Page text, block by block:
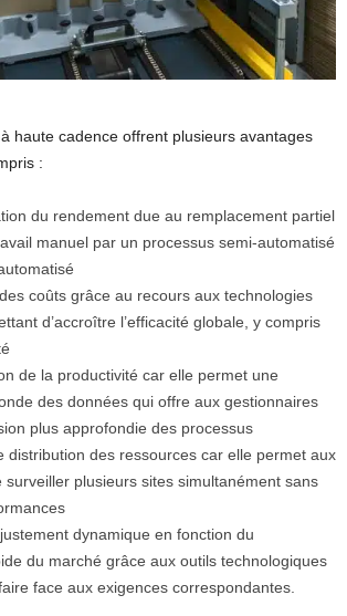
haute cadence offrent plusieurs avantages
:
du rendement due au remplacement partiel
manuel par un processus semi-automatisé
automatisé
coûts grâce au recours aux technologies
d’accroître l’efficacité globale, y compris
de la productivité car elle permet une
des données qui offre aux gestionnaires
plus approfondie des processus
distribution des ressources car elle permet aux
surveiller plusieurs sites simultanément sans
dynamique en fonction du
du marché grâce aux outils technologiques
face aux exigences correspondantes.